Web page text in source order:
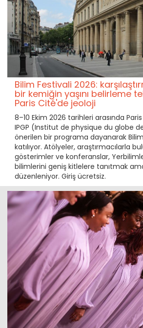
Bilim Festivali 2026:
bir kemiğin yaşını belirleme
Paris Cité'de jeoloji
8–10 Ekim 2026 tarihleri arasında
IPGP (Institut de physique du globe
önerilen bir programa dayanarak Bilim
katılıyor. Atölyeler, araştırmacılarla
gösterimler ve konferanslar,
bilimlerini geniş kitlelere tanıtmak
düzenleniyor. Giriş ücretsiz.